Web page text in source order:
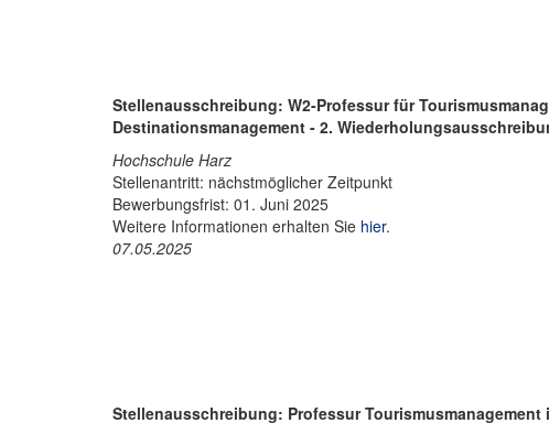
Stellenausschreibung: W2-Professur für
Destinationsmanagement - 2.
Hochschule Harz
Stellenantritt: nächstmöglicher Zeitpunkt
Bewerbungsfrist: 01. Juni 2025
Weitere Informationen erhalten Sie hier.
07.05.2025
Stellenausschreibung: Professur Tourismusmanagement